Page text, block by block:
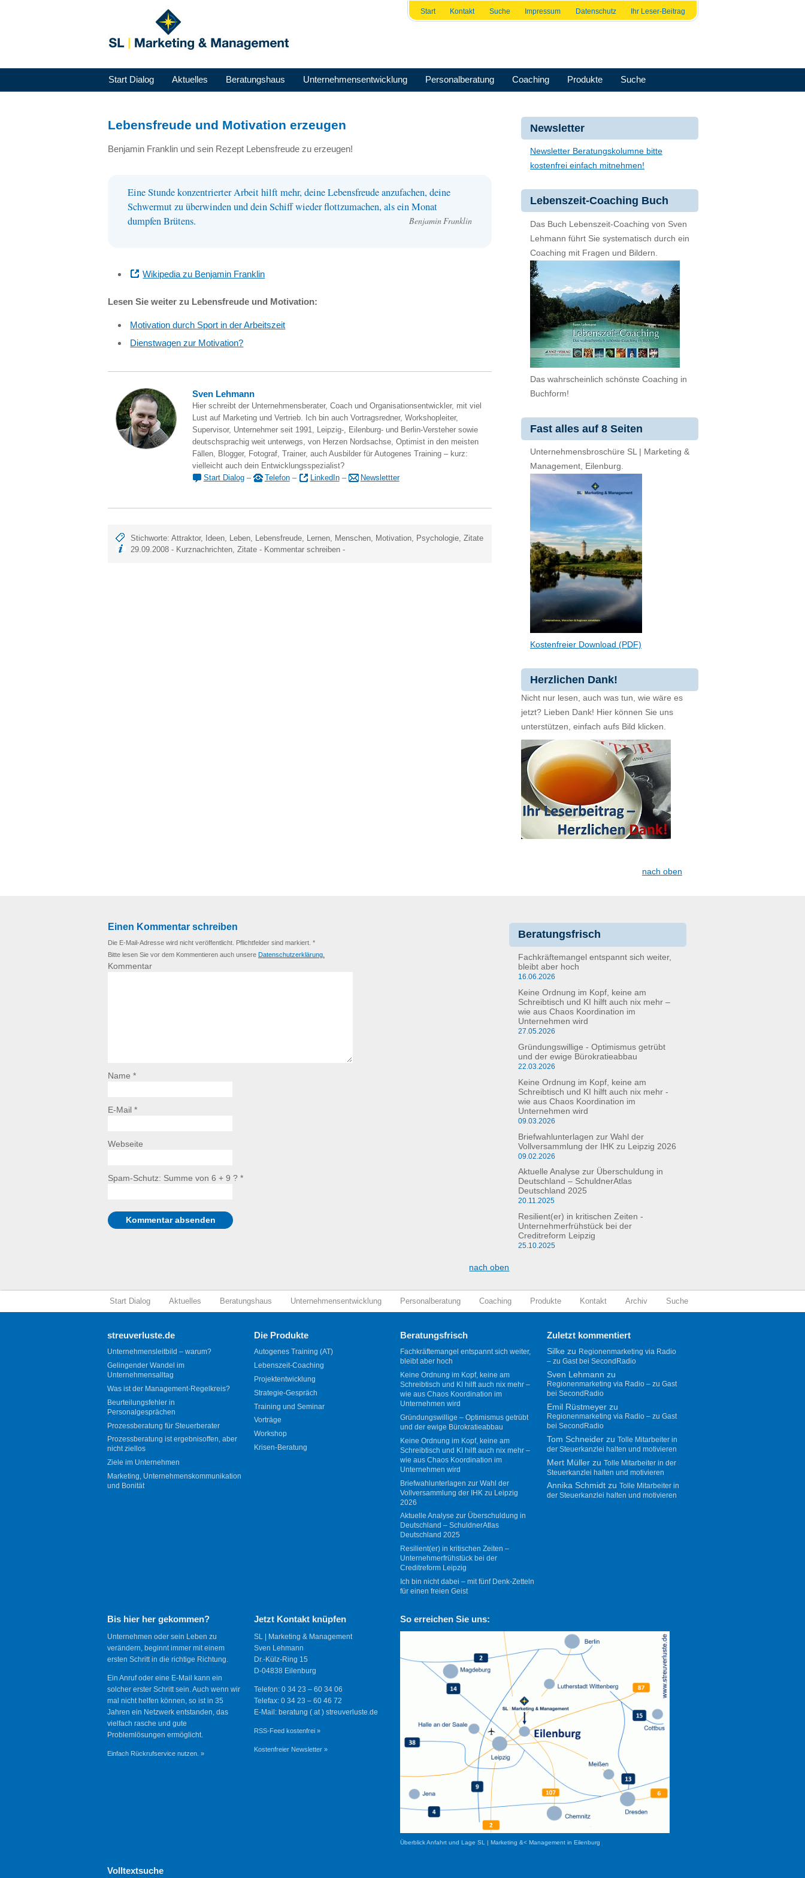
Start Kontakt Suche Impressum Datenschutz Ihr Leser-Beitrag
Start Dialog Aktuelles Beratungshaus Unternehmensentwicklung Personalberatung Coaching Produkte Suche
Lebensfreude und Motivation erzeugen
Benjamin Franklin und sein Rezept Lebensfreude zu erzeugen!
Eine Stunde konzentrierter Arbeit hilft mehr, deine Lebensfreude anzufachen, deine
Schwermut zu überwinden und dein Schiff wieder flottzumachen, als ein Monat
dumpfen Brütens.
Benjamin Franklin
Wikipedia zu Benjamin Franklin
Lesen Sie weiter zu Lebensfreude und Motivation:
Motivation durch Sport in der Arbeitszeit
Dienstwagen zur Motivation?
Sven Lehmann
Hier schreibt der Unternehmensberater, Coach und Organisationsentwickler, mit viel
Lust auf Marketing und Vertrieb. Ich bin auch Vortragsredner, Workshopleiter,
Supervisor, Unternehmer seit 1991, Leipzig-, Eilenburg- und Berlin-Versteher sowie
deutschsprachig weit unterwegs, von Herzen Nordsachse, Optimist in den meisten
Fällen, Blogger, Fotograf, Trainer, auch Ausbilder für Autogenes Training – kurz:
vielleicht auch dein Entwicklungsspezialist?
Start Dialog– Telefon– LinkedIn– Newslettter
Stichworte:Attraktor, Ideen, Leben, Lebensfreude, Lernen, Menschen, Motivation, Psychologie,Zitate
29.09.2008 - Kurznachrichten,Zitate - Kommentar schreiben -
Newsletter
Newsletter Beratungskolumne bitte
kostenfrei einfach mitnehmen!
Lebenszeit-Coaching Buch
Das Buch Lebenszeit-Coaching von Sven
Lehmann führt Sie systematisch durch ein
Coaching mit Fragen und Bildern.
Das wahrscheinlich schönste Coaching in
Buchform!
Fast alles auf 8 Seiten
Unternehmensbroschüre SL | Marketing &
Management, Eilenburg.
Kostenfreier Download (PDF)
Herzlichen Dank!
Nicht nur lesen, auch was tun, wie wäre es
jetzt? Lieben Dank! Hier können Sie uns
unterstützen, einfach aufs Bild klicken.
nach oben
Beratungsfrisch
Fachkräftemangel entspannt sich weiter,
bleibt aber hoch
16.06.2026
Keine Ordnung im Kopf, keine am
Schreibtisch und KI hilft auch nix mehr –
wie aus Chaos Koordination im
Unternehmen wird
27.05.2026
Gründungswillige - Optimismus getrübt
und der ewige Bürokratieabbau
22.03.2026
Keine Ordnung im Kopf, keine am
Schreibtisch und KI hilft auch nix mehr -
wie aus Chaos Koordination im
Unternehmen wird
09.03.2026
Briefwahlunterlagen zur Wahl der
Vollversammlung der IHK zu Leipzig 2026
09.02.2026
Aktuelle Analyse zur Überschuldung in
Deutschland – SchuldnerAtlas
Deutschland 2025
20.11.2025
Resilient(er) in kritischen Zeiten -
Unternehmerfrühstück bei der
Creditreform Leipzig
25.10.2025
Einen Kommentar schreiben
Die E-Mail-Adresse wird nicht veröffentlicht. Pflichtfelder sind markiert. *
Bitte lesen Sie vor dem Kommentieren auch unsere Datenschutzerklärung.
Kommentar
Name *
E-Mail *
Webseite
Spam-Schutz: Summe von 6 + 9 ? *
nach oben
Start Dialog Aktuelles Beratungshaus Unternehmensentwicklung Personalberatung Coaching Produkte Kontakt Archiv Suche
streuverluste.de
Unternehmensleitbild – warum?
Gelingender Wandel im
Unternehmensalltag
Was ist der Management-Regelkreis?
Beurteilungsfehler in
Personalgesprächen
Prozessberatung für Steuerberater
Prozessberatung ist ergebnisoffen, aber
nicht ziellos
Ziele im Unternehmen
Marketing, Unternehmenskommunikation
und Bonität
Die Produkte
Autogenes Training (AT)
Lebenszeit-Coaching
Projektentwicklung
Strategie-Gespräch
Training und Seminar
Vorträge
Workshop
Krisen-Beratung
Beratungsfrisch
Fachkräftemangel entspannt sich weiter,
bleibt aber hoch
Keine Ordnung im Kopf, keine am
Schreibtisch und KI hilft auch nix mehr –
wie aus Chaos Koordination im
Unternehmen wird
Gründungswillige – Optimismus getrübt
und der ewige Bürokratieabbau
Keine Ordnung im Kopf, keine am
Schreibtisch und KI hilft auch nix mehr –
wie aus Chaos Koordination im
Unternehmen wird
Briefwahlunterlagen zur Wahl der
Vollversammlung der IHK zu Leipzig
2026
Aktuelle Analyse zur Überschuldung in
Deutschland – SchuldnerAtlas
Deutschland 2025
Resilient(er) in kritischen Zeiten –
Unternehmerfrühstück bei der
Creditreform Leipzig
Ich bin nicht dabei – mit fünf Denk-Zetteln
für einen freien Geist
Zuletzt kommentiert
Silkezu Regionenmarketing via Radio
– zu Gast bei SecondRadio
Sven Lehmann zu
Regionenmarketing via Radio – zu Gast
bei SecondRadio
Emil Rüstmeyerzu
Regionenmarketing via Radio – zu Gast
bei SecondRadio
Tom Schneiderzu Tolle Mitarbeiter in
der Steuerkanzlei halten und motivieren
Mert Müllerzu Tolle Mitarbeiter in der
Steuerkanzlei halten und motivieren
Annika Schmidtzu Tolle Mitarbeiter in
der Steuerkanzlei halten und motivieren
Bis hier her gekommen?
Unternehmen oder sein Leben zu
verändern, beginnt immer mit einem
ersten Schritt in die richtige Richtung.
Ein Anruf oder eine E-Mail kann ein
solcher erster Schritt sein. Auch wenn wir
mal nicht helfen können, so ist in 35
Jahren ein Netzwerk entstanden, das
vielfach rasche und gute
Problemlösungen ermöglicht.
Einfach Rückrufservice nutzen. »
Jetzt Kontakt knüpfen
SL | Marketing & Management
Sven Lehmann
Dr.-Külz-Ring 15
D-04838 Eilenburg
Telefon: 0 34 23 – 60 34 06
Telefax: 0 34 23 – 60 46 72
E-Mail: beratung ( at ) streuverluste.de
RSS-Feed kostenfrei »
Kostenfreier Newsletter »
So erreichen Sie uns:
Überblick Anfahrt und Lage SL | Marketing &< Management in Eilenburg
Volltextsuche